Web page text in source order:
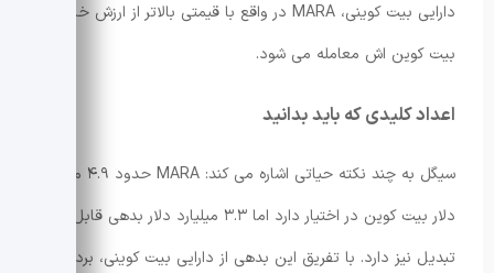
دارایی بیت کوینی، MARA در واقع با قیمتی بالاتر از ارزش خالص
بیت کوین اش معامله می شود.
اعداد کلیدی که باید بدانید
سیگل به چند نکته حیاتی اشاره می کند: MARA حدود ۴.۹ میلیارد
دلار بیت کوین در اختیار دارد اما ۳.۳ میلیارد دلار بدهی قابل
تبدیل نیز دارد. با تفریق این بدهی از دارایی بیت کوینی، برداشت